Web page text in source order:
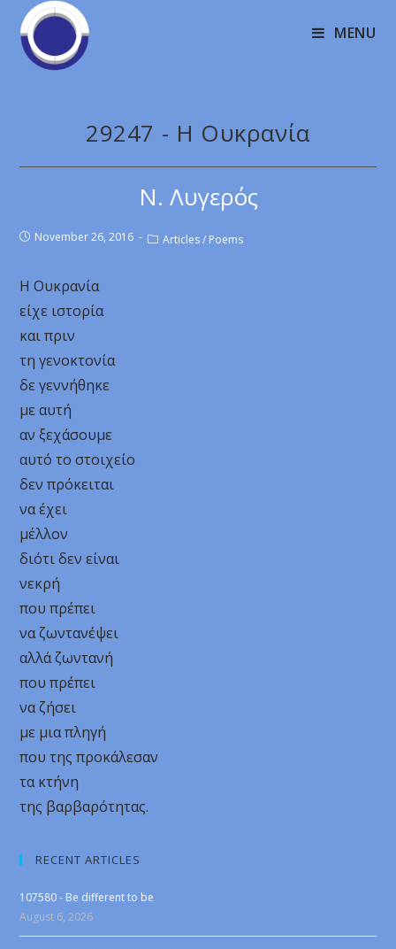
MENU
29247 - Η Ουκρανία
Ν. Λυγερός
November 26, 2016 Articles / Poems
Η Ουκρανία
είχε ιστορία
και πριν
τη γενοκτονία
δε γεννήθηκε
με αυτή
αν ξεχάσουμε
αυτό το στοιχείο
δεν πρόκειται
να έχει
μέλλον
διότι δεν είναι
νεκρή
που πρέπει
να ζωντανέψει
αλλά ζωντανή
που πρέπει
να ζήσει
με μια πληγή
που της προκάλεσαν
τα κτήνη
της βαρβαρότητας.
RECENT ARTICLES
107580 - Be different to be
August 6, 2026